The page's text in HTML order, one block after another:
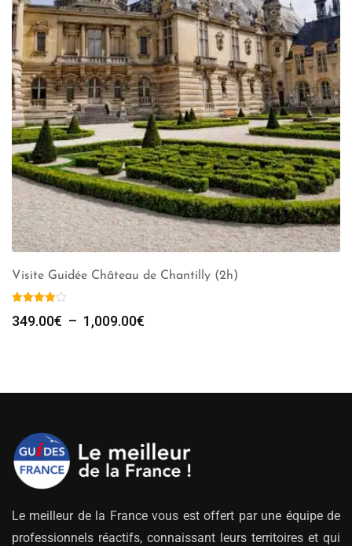
Visite Guidée Château de Chantilly (2h)
349.00€ – 1,009.00€
à
Le meilleur de la France vous est offert par une équipe de
professionnels réactifs, connaissant leurs territoires et qui